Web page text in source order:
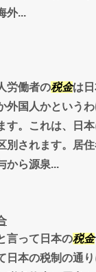
外...
労働者の税金は
外国人かという
す。これは、日
別されます。居
から源泉...
言って日本の税金
日本の税制の通